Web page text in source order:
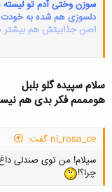
سوزن وختی آدم تو لیسته
دلسوزی هم شده به
اصن جذابیتش هم بیشتر
سلام سپیده گلو بلبل
هومممم فکر بدی هم
ni_rosa_ce گفت:
سیلام! من توی صندلی
چرا؟!